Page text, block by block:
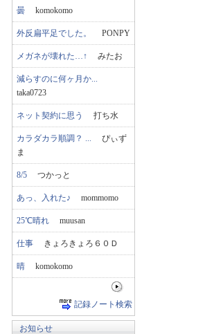
曇 komokomo
外反扁平足でした。 PONPY
メガネが壊れた…↑ みたお
減らすのに何ヶ月か...
taka0723
ネット契約に思う 打ち水
カラダカラ順調？ ... ぴぃず
ま
8/5 つかっと
あっ、入れた♪ mommomo
25℃晴れ muusan
仕事 きょろきょろ６０Ｄ
晴 komokomo
記録ノート検索
お知らせ